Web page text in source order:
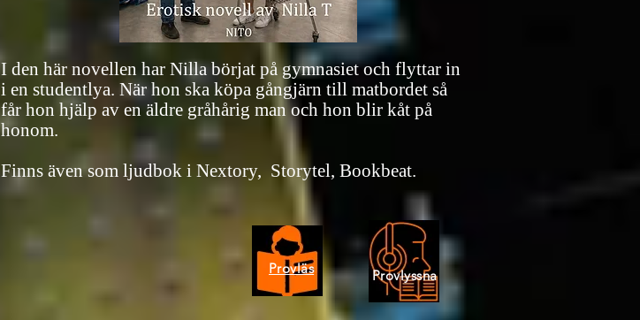
I den här novellen har Nilla börjat på gymnasiet och flyttar in
i en studentlya. När hon ska köpa gångjärn till matbordet så
får hon hjälp av en äldre gråhårig man och hon blir kåt på
honom.
Finns även som ljudbok i Nextory, Storytel, Bookbeat.
Provläs Provlyssna